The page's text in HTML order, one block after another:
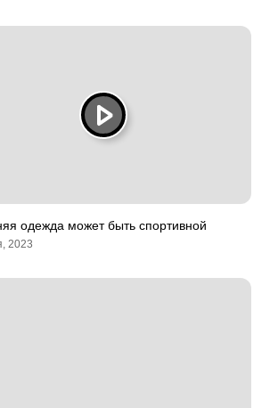
одежда может быть спортивной
2023